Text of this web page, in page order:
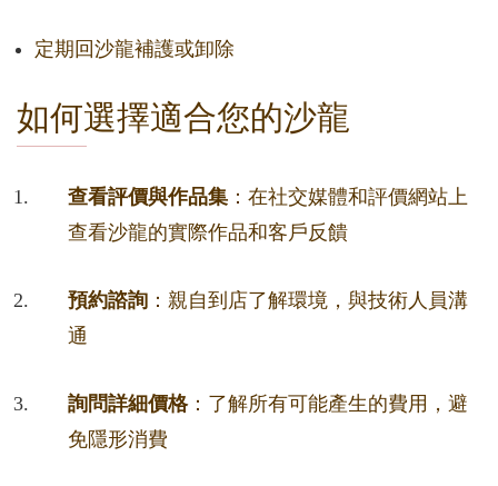
定期回沙龍補護或卸除
如何選擇適合您的沙龍
查看評價與作品集 ：在社交媒體和評價網站上
查看沙龍的實際作品和客戶反饋
預約諮詢 ：親自到店了解環境，與技術人員溝
通
詢問詳細價格：了解所有可能產生的費用，避
免隱形消費